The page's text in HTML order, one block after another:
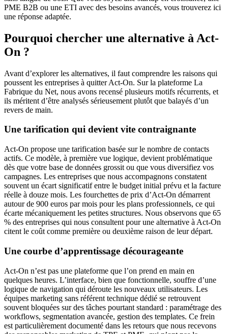
PME B2B ou une ETI avec des besoins avancés, vous trouverez ici
une réponse adaptée.
Pourquoi chercher une alternative à Act-
On ?
Avant d’explorer les alternatives, il faut comprendre les raisons qui
poussent les entreprises à quitter Act-On. Sur la plateforme La
Fabrique du Net, nous avons recensé plusieurs motifs récurrents, et
ils méritent d’être analysés sérieusement plutôt que balayés d’un
revers de main.
Une tarification qui devient vite contraignante
Act-On propose une tarification basée sur le nombre de contacts
actifs. Ce modèle, à première vue logique, devient problématique
dès que votre base de données grossit ou que vous diversifiez vos
campagnes. Les entreprises que nous accompagnons constatent
souvent un écart significatif entre le budget initial prévu et la facture
réelle à douze mois. Les fourchettes de prix d’Act-On démarrent
autour de 900 euros par mois pour les plans professionnels, ce qui
écarte mécaniquement les petites structures. Nous observons que 65
% des entreprises qui nous consultent pour une alternative à Act-On
citent le coût comme première ou deuxième raison de leur départ.
Une courbe d’apprentissage décourageante
Act-On n’est pas une plateforme que l’on prend en main en
quelques heures. L’interface, bien que fonctionnelle, souffre d’une
logique de navigation qui déroute les nouveaux utilisateurs. Les
équipes marketing sans référent technique dédié se retrouvent
souvent bloquées sur des tâches pourtant standard : paramétrage des
workflows, segmentation avancée, gestion des templates. Ce frein
est particulièrement documenté dans les retours que nous recevons